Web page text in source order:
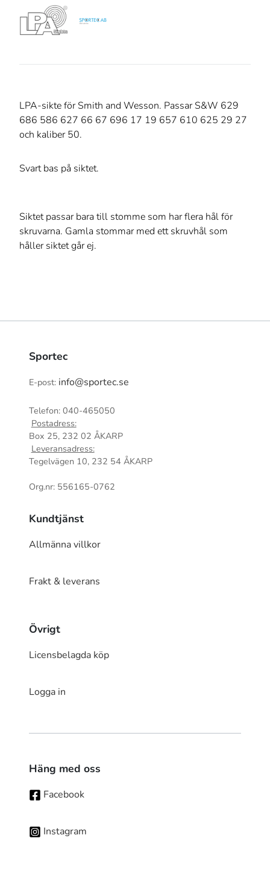
LPA-sikte för Smith and Wesson. Passar S&W 629
686 586 627 66 67 696 17 19 657 610 625 29 27
och kaliber 50.
Svart bas på siktet.
Siktet passar bara till stomme som har flera hål för
skruvarna. Gamla stommar med ett skruvhål som
håller siktet går ej.
Sportec
E-post: info@sportec.se
Telefon: 040-465050
Postadress:
Box 25, 232 02 ÅKARP
Leveransadress:
Tegelvägen 10, 232 54 ÅKARP
Org.nr: 556165-0762
Kundtjänst
Allmänna villkor
Frakt & leverans
Övrigt
Licensbelagda köp
Logga in
Häng med oss
Facebook
Instagram